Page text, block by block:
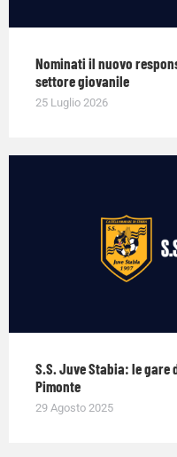
Nominati il nuovo
settore giovanile
25 Luglio 2026
S.S. Juve Stabia: le gare
Pimonte
29 Agosto 2025